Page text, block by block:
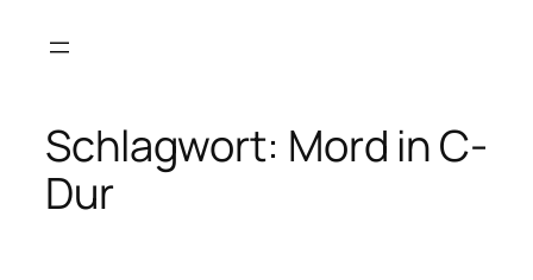
Inhalt
Schlagwort: Mord in C-
Dur